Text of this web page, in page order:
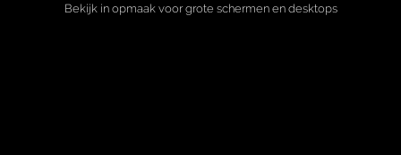
Bekijk in opmaak voor grote schermen en desktops